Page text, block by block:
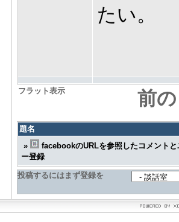
たい。
フラット表示 前
題名
»
facebookのURLを参照したコメントと
ー登録
投稿するにはまず登録を